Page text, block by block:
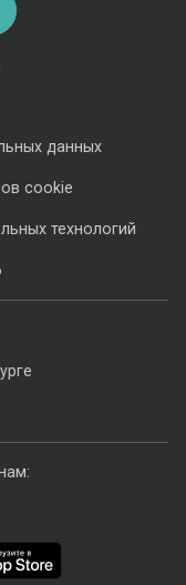
данных
cookie
технологий